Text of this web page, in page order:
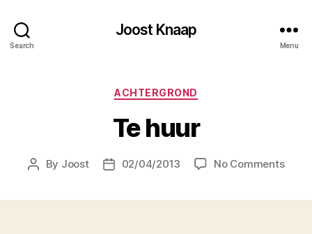
Search
Joost Knaap
Menu
Categories
ACHTERGROND
Te huur
Post
By Joost
Post02/04/2013 No Commentson